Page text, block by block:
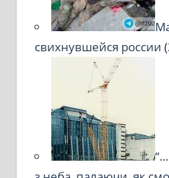
свихнувшейся россии